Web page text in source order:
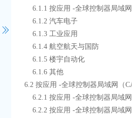
6.1.1 按应用 -全球控制
        6.1.2 汽车电子
        6.1.3 工业应用
        6.1.4 航空航天与国防
        6.1.5 楼宇自动化
        6.1.6 其他
6.2 按应用 -全球控制器局域网
6.2.1 按应用 -全球控制
6.2.2 按应用 -全球控制